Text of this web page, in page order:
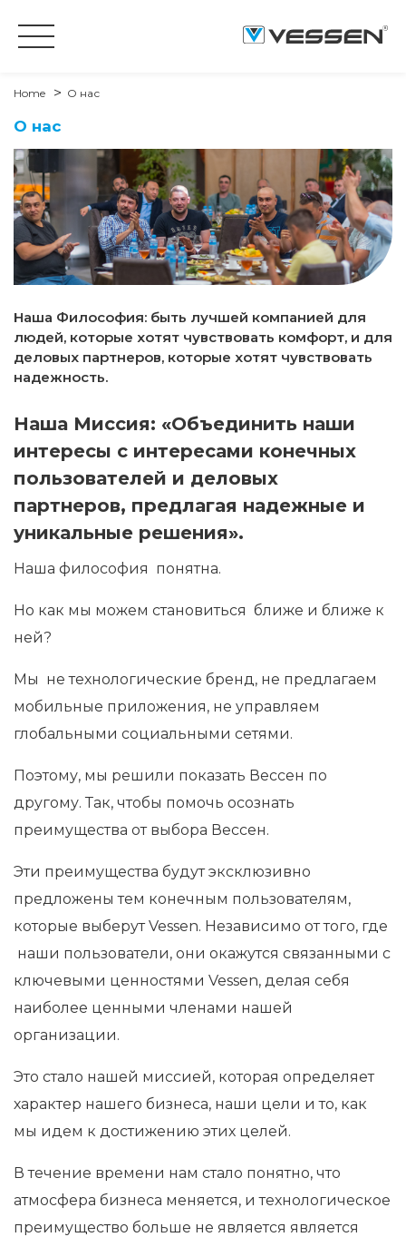
Home O нас
O нас
Наша Философия: быть лучшей компанией для
людей, которые хотят чувствовать комфорт, и для
деловых партнеров, которые хотят чувствовать
надежность.
Наша Миссия: «Объединить наши
интересы с интересами конечных
пользователей и деловых
партнеров, предлагая надежные и
уникальные решения».
Наша философия понятна.
Но как мы можем становиться ближе и ближе к
ней?
Мы не технологические бренд, не предлагаем
мобильные приложения, не управляем
глобальными социальными сетями.
Поэтому, мы решили показать Вессен по
другому. Так, чтобы помочь осознать
преимущества от выбора Вессен.
Эти преимущества будут эксклюзивно
предложены тем конечным пользователям,
которые выберут Vessen. Независимо от того, где
наши пользователи, они окажутся связанными с
ключевыми ценностями Vessen, делая себя
наиболее ценными членами нашей
организации.
Это стало нашей миссией, которая определяет
характер нашего бизнеса, наши цели и то, как
мы идем к достижению этих целей.
В течение времени нам стало понятно, что
атмосфера бизнеса меняется, и технологическое
преимущество больше не является является